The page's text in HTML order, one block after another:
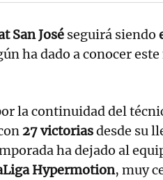
San José seguirá siendo
ha dado a conocer
la continuidad del
27 victoriasdesde su
ha dejado al
Hypermotion, muy